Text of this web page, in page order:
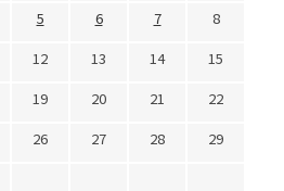
5 6 7
8
12 13 14
15
19 20 21
22
26 27 28
29